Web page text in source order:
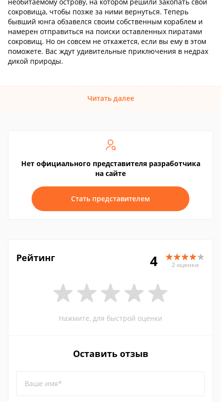
сокровища, чтобы позже за ними вернуться. Теперь
бывший юнга обзавелся своим собственным кораблем и
намерен отправиться на поиски оставленных пиратами
сокровищ. Но он совсем не откажется, если вы ему в этом
поможете. Вас ждут удивительные приключения в недрах
дикой природы.
Читать далее
Нет официального представителя разработчика
на сайте
Стать представителем
Рейтинг 4 2 оценки
Нажмите, для быстрой оценки
Оставить отзыв
Ваше имя*